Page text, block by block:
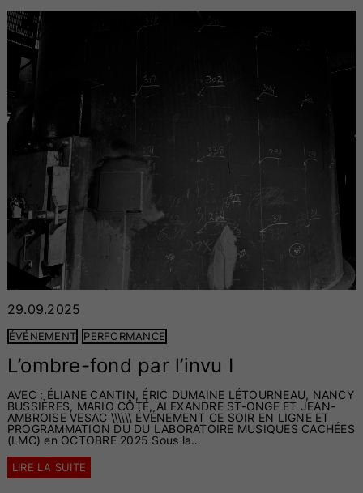
29.09.2025
ÉVÉNEMENT PERFORMANCE
L’ombre-fond par l’invu I
AVEC : ÉLIANE CANTIN, ÉRIC DUMAINE LÉTOURNEAU, NANCY
BUSSIÈRES, MARIO CÔTÉ, ALEXANDRE ST-ONGE ET JEAN-
AMBROISE VESAC \\\\\\ ÉVÉNEMENT CE SOIR EN LIGNE ET
PROGRAMMATION DU DU LABORATOIRE MUSIQUES CACHÉES
(LMC) en OCTOBRE 2025 Sous la…
LIRE LA SUITE